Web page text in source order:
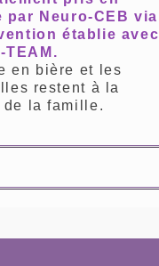
par Neuro-CEB via
établie avec
TEAM.
en bière et les
restent à la
de la famille.